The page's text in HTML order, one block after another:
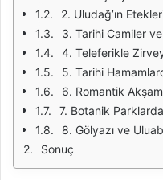
2. Uludağ’ın
3. Tarihi Camiler
4. Teleferikle Zirveye
5. Tarihi
6. Romantik
7. Botanik
8. Gölyazı ve Uluabat
Sonuç